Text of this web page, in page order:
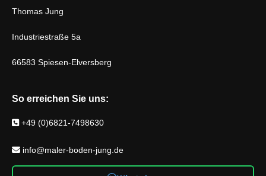
Thomas Jung
Industriestraße 5a
66583 Spiesen-Elversberg
So erreichen Sie uns:
+49 (0)6821-7498630
info@maler-boden-jung.de